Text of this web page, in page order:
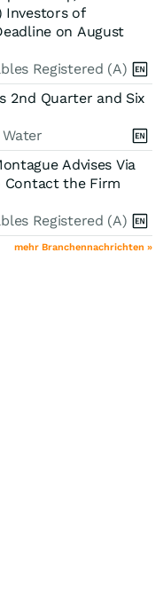
Investors of
on August
Registered (A)
2nd Quarter and Six
Water
Advises Via
Contact the Firm
Registered (A)
mehr Branchennachrichten »